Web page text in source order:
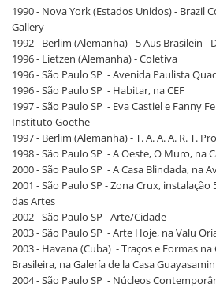
1990 - Nova York (Estados Unidos) - Brazil
Gallery
1992 - Berlim (Alemanha) - 5 Aus Brasilein -
1996 - Lietzen (Alemanha) - Coletiva
1996 - São Paulo SP - Avenida Paulista
1996 - São Paulo SP - Habitar, na CEF
1997 - São Paulo SP - Eva Castiel e Fanny
Instituto Goethe
1997 - Berlim (Alemanha) - T. A. A. A. R. T.
1998 - São Paulo SP - A Oeste, O Muro, na
2000 - São Paulo SP - A Casa Blindada, na
2001 - São Paulo SP - Zona Crux,
das Artes
2002 - São Paulo SP - Arte/Cidade
2003 - São Paulo SP - Arte Hoje, na Valu
2003 - Havana (Cuba) - Traços e Formas
Brasileira, na Galería de la Casa Guayasamin
2004 - São Paulo SP - Núcleos